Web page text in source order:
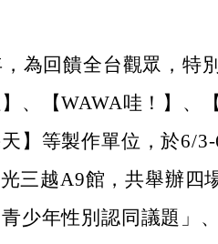
為回饋全台觀眾，特
、【WAWA哇！】、
】等製作單位，於6/
三越A9館，共舉辦四
少年性別認同議題」